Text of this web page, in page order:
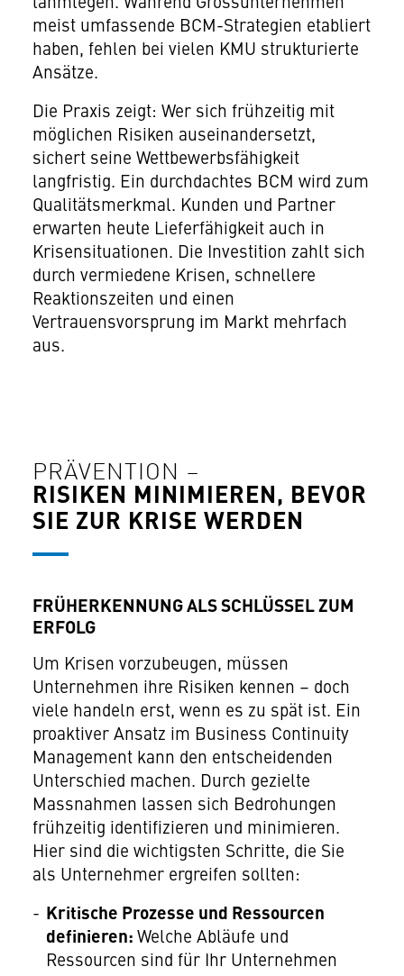
meist umfassende BCM-Strategien etabliert
haben, fehlen bei vielen KMU strukturierte
Ansätze.
Die Praxis zeigt: Wer sich frühzeitig mit
möglichen Risiken auseinandersetzt,
sichert seine Wettbewerbsfähigkeit
langfristig. Ein durchdachtes BCM wird zum
Qualitätsmerkmal. Kunden und Partner
erwarten heute Lieferfähigkeit auch in
Krisensituationen. Die Investition zahlt sich
durch vermiedene Krisen, schnellere
Reaktionszeiten und einen
Vertrauensvorsprung im Markt mehrfach
aus.
PRÄVENTION –
RISIKEN MINIMIEREN, BEVOR
SIE ZUR KRISE WERDEN
FRÜHERKENNUNG ALS SCHLÜSSEL ZUM
ERFOLG
Um Krisen vorzubeugen, müssen
Unternehmen ihre Risiken kennen – doch
viele handeln erst, wenn es zu spät ist. Ein
proaktiver Ansatz im Business Continuity
Management kann den entscheidenden
Unterschied machen. Durch gezielte
Massnahmen lassen sich Bedrohungen
frühzeitig identifizieren und minimieren.
Hier sind die wichtigsten Schritte, die Sie
als Unternehmer ergreifen sollten:
Kritische Prozesse und Ressourcen
definieren: Welche Abläufe und
Ressourcen sind für Ihr Unternehmen